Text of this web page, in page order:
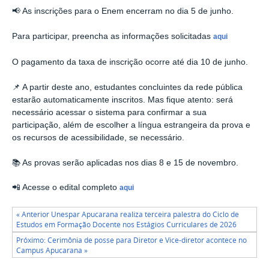
📢 As inscrições para o Enem encerram no dia 5 de junho.
Para participar, preencha as informações solicitadas aqui
O pagamento da taxa de inscrição ocorre até dia 10 de junho.
📌 A partir deste ano, estudantes concluintes da rede pública
estarão automaticamente inscritos. Mas fique atento: será
necessário acessar o sistema para confirmar a sua
participação, além de escolher a língua estrangeira da prova e
os recursos de acessibilidade, se necessário.
📚 As provas serão aplicadas nos dias 8 e 15 de novembro.
📲 Acesse o edital completo aqui
« Anterior Unespar Apucarana realiza terceira palestra do Ciclo de
Estudos em Formação Docente nos Estágios Curriculares de 2026
Próximo: Cerimônia de posse para Diretor e Vice-diretor acontece no
Campus Apucarana »